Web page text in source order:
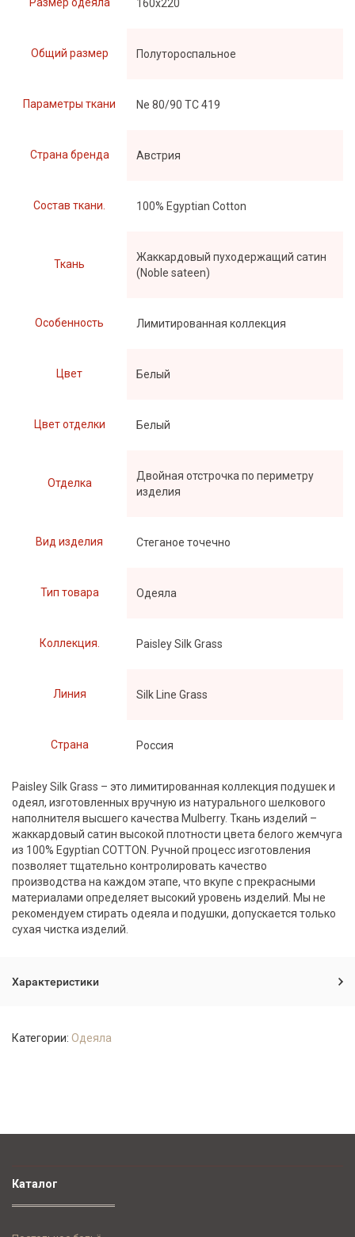
160х220
Общий размер Полутороспальное
Параметры ткани Ne 80/90 TC 419
Страна бренда Австрия
Состав ткани. 100% Egyptian Cotton
Ткань
Жаккардовый пуходержащий сатин
(Noble sateen)
Особенность Лимитированная коллекция
Цвет Белый
Цвет отделки Белый
Отделка
Двойная отстрочка по периметру
изделия
Вид изделия Стеганое точечно
Тип товара Одеяла
Коллекция. Paisley Silk Grass
Линия Silk Line Grass
Страна Россия
Paisley Silk Grass – это лимитированная коллекция подушек и
одеял, изготовленных вручную из натурального шелкового
наполнителя высшего качества Mulberry. Ткань изделий –
жаккардовый сатин высокой плотности цвета белого жемчуга
из 100% Egyptian COTTON. Ручной процесс изготовления
позволяет тщательно контролировать качество
производства на каждом этапе, что вкупе с прекрасными
материалами определяет высокий уровень изделий. Мы не
рекомендуем стирать одеяла и подушки, допускается только
сухая чистка изделий.
Характеристики
Категории: Одеяла
Каталог